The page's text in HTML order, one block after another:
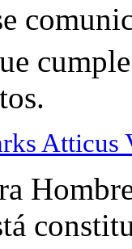
Atticus